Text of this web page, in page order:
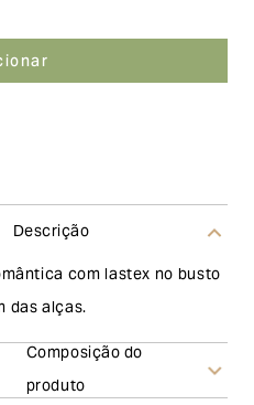
Descrição
com lastex no busto
das alças.
Composição do
produto